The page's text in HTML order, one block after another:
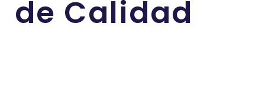
de Calidad